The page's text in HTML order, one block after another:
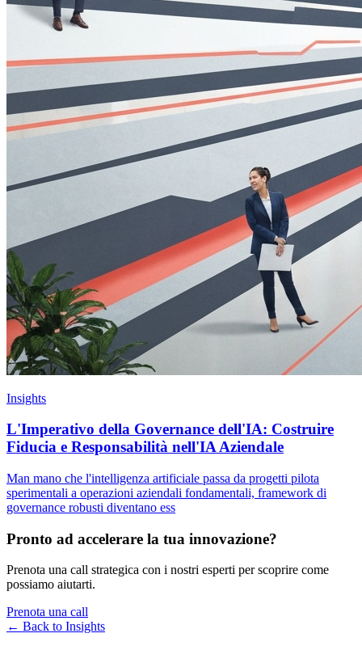
Insights
L'Imperativo della Governance dell'IA: Costruire
Fiducia e Responsabilità nell'IA Aziendale
Man mano che l'intelligenza artificiale passa da progetti pilota
sperimentali a operazioni aziendali fondamentali, framework di
governance robusti diventano ess
Pronto ad accelerare la tua innovazione?
Prenota una call strategica con i nostri esperti per scoprire come
possiamo aiutarti.
Prenota una call
← Back to Insights